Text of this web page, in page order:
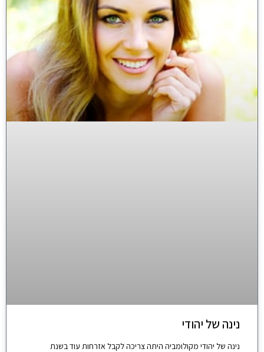
נינה של יהודי
נינה של יהודי מקולומביה היתה צריכה לקבל אזרחות עוד בשנת